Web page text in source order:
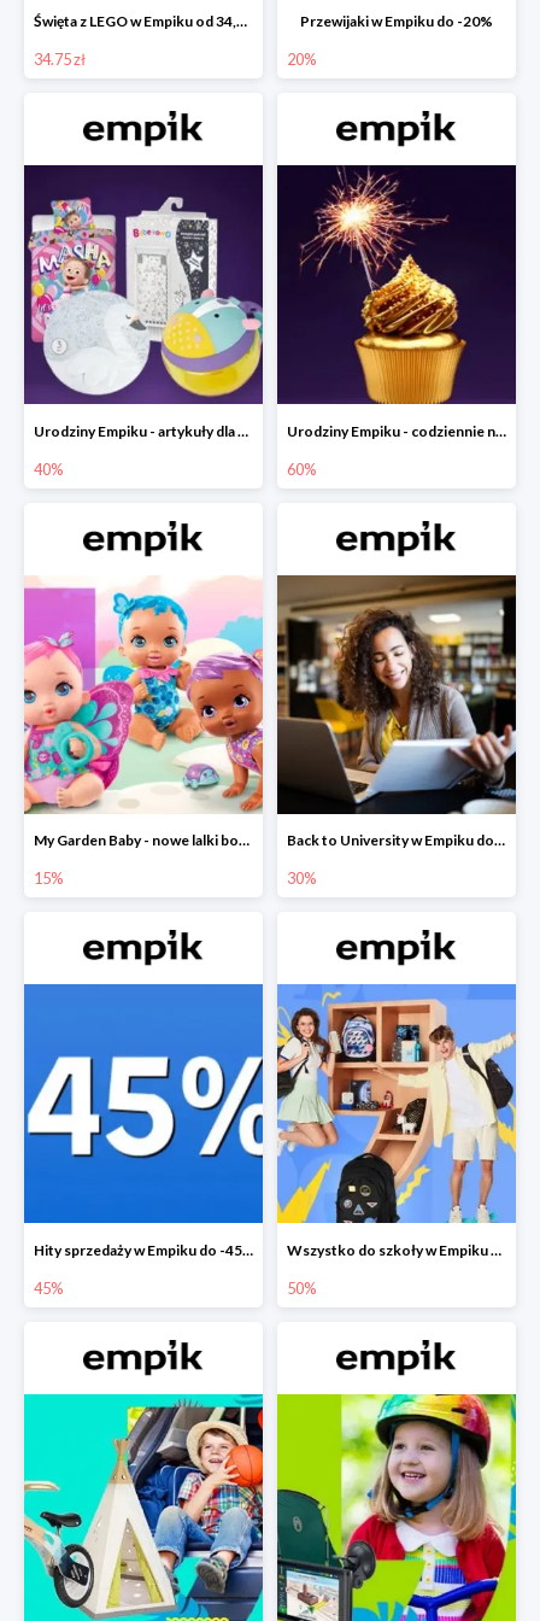
Święta z LEGO w Empiku od 34,75 zł
34.75 zł
Przewijaki w Empiku do -20%
20%
Urodziny Empiku - artykuły dla mamy i dziecka do -40%
40%
Urodziny Empiku - codziennie nowe okazje nawet do -60%
60%
My Garden Baby - nowe lalki bobaski w Empiku do -15%
15%
Back to University w Empiku do -30%
30%
Hity sprzedaży w Empiku do -45%
45%
Wszystko do szkoły w Empiku do -50%
50%